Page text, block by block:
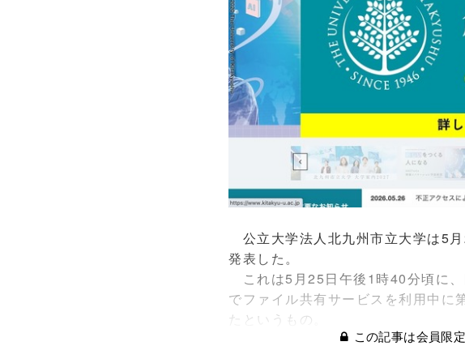
公立大学法人北九州市立大学は5
発表した。
これは5月25日午後1時40分頃に
でファイル共有サービスを利用中に
たというもの。
この記事は会員限